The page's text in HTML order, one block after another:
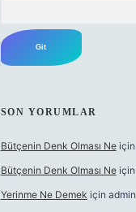
SON YORUMLAR
Bütçenin Denk Olması Neiçin
Bütçenin Denk Olması Neiçin
Yerinme Ne Demek için admin